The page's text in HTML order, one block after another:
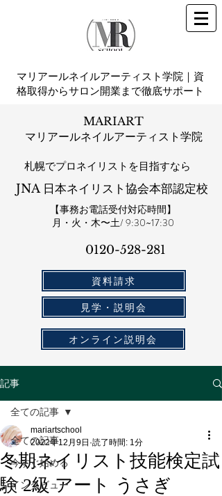
マリアールネイルアーティスト学院｜資
格取得からサロン開業まで徹底サポート
MARIART
マリアールネイルアーティスト学院
札幌​でプロネイリストを目指すなら
JNA 日本ネイリスト協会本部認定校
【事務お電話受付対応時間】
​月・火・木〜土/ 9:30~17:30
0120-528-281​
資料請求
見学・説明会
オンライン説明会
記事
全ての記事
今すぐ始める
インタビュー
全ての記事
冬期ネイリスト技能検定試
験 2級 アート うさぎ
mariartschool
2022年12月9日 読了時間: 1分